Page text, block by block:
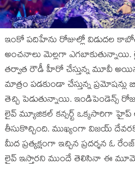
ఇంకో పదిహేను రోజుల్లో విడుదల
అంచనాలు మెల్లగా ఎగబాకుతున్నాయి.
తర్వాత రౌడీ హీరో చేస్తున్న మూవీ
మాత్రం పడకుండా చేస్తున్న
తెచ్చి పెడుతున్నాయి. ఇండిపెండెన్స్
లైవ్ మ్యూజికల్ కన్సర్ట్ ఒక్కసారిగా హైప్
తీసుకొచ్చింది. ముఖ్యంగా విజయ్
మీద ప్రత్యక్షంగా ఇచ్చిన ప్రదర్శన ఓ
లైవ్ ఇస్తారని ముందే తెలిసినా ఈ